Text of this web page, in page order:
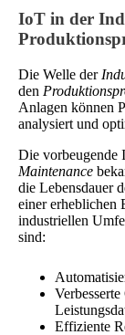
IoT in der
Die Welle der
den
Anlagen können
analysiert und
Die vorbeugende
Maintenance
die Lebensdauer
einer erheblichen
industriellen
sind:
Effiziente